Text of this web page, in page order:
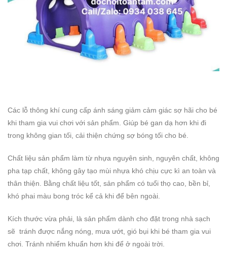
Các lỗ thông khí cung cấp ánh sáng giảm cảm giác sợ hãi cho bé
khi tham gia vui chơi với sản phẩm. Giúp bé gan dạ hơn khi đi
trong không gian tối, cải thiện chứng sợ bóng tối cho bé.
Chất liệu sản phẩm làm từ nhựa nguyên sinh, nguyên chất, không
pha tạp chất, không gây tạo mùi nhựa khó chịu cực kì an toàn và
thân thiện. Bằng chất liệu tốt, sản phẩm có tuổi thọ cao, bền bỉ,
khó phai màu bong tróc kể cả khi để bên ngoài.
Kích thước vừa phải, là sản phẩm dành cho đặt trong nhà sạch
sẽ tránh được nắng nóng, mưa ướt, gió bụi khi bé tham gia vui
chơi. Tránh nhiểm khuẩn hơn khi để ở ngoài trời.